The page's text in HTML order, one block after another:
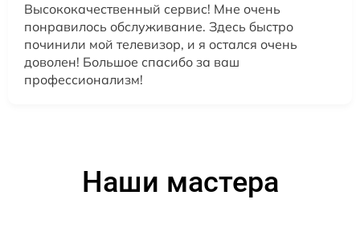
Высококачественный сервис! Мне очень
понравилось обслуживание. Здесь быстро
починили мой телевизор, и я остался очень
доволен! Большое спасибо за ваш
профессионализм!
Наши мастера